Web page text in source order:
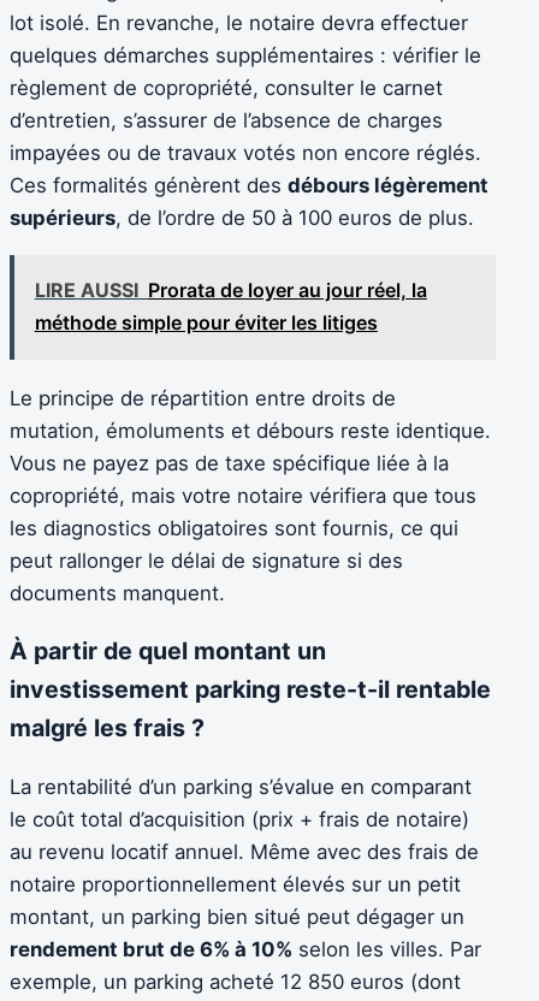
lot isolé. En revanche, le notaire devra effectuer
quelques démarches supplémentaires : vérifier le
règlement de copropriété, consulter le carnet
d’entretien, s’assurer de l’absence de charges
impayées ou de travaux votés non encore réglés.
Ces formalités génèrent des débours légèrement
supérieurs, de l’ordre de 50 à 100 euros de plus.
LIRE AUSSI Prorata de loyer au jour réel, la
méthode simple pour éviter les litiges
Le principe de répartition entre droits de
mutation, émoluments et débours reste identique.
Vous ne payez pas de taxe spécifique liée à la
copropriété, mais votre notaire vérifiera que tous
les diagnostics obligatoires sont fournis, ce qui
peut rallonger le délai de signature si des
documents manquent.
À partir de quel montant un
investissement parking reste-t-il rentable
malgré les frais ?
La rentabilité d’un parking s’évalue en comparant
le coût total d’acquisition (prix + frais de notaire)
au revenu locatif annuel. Même avec des frais de
notaire proportionnellement élevés sur un petit
montant, un parking bien situé peut dégager un
rendement brut de 6% à 10% selon les villes. Par
exemple, un parking acheté 12 850 euros (dont